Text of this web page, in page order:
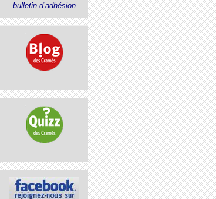
bulletin d’adhésion